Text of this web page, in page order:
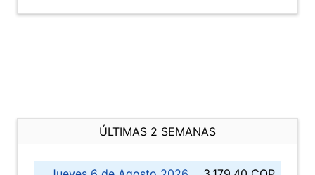
ÚLTIMAS 2 SEMANAS